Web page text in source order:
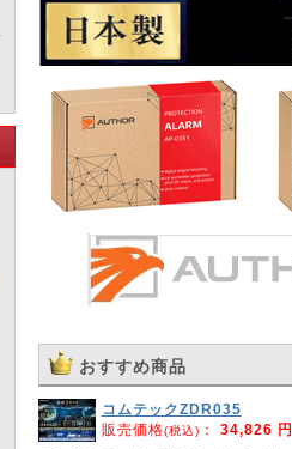
おすすめ商品
コムテックZDR035
販売価格(税込) ： 34,826 円